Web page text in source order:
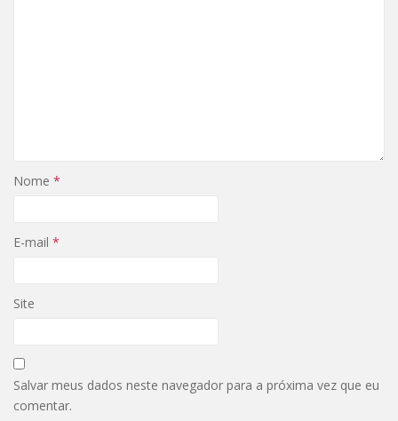
Nome *
E-mail *
Site
Salvar meus dados neste navegador para a próxima vez que eu
comentar.